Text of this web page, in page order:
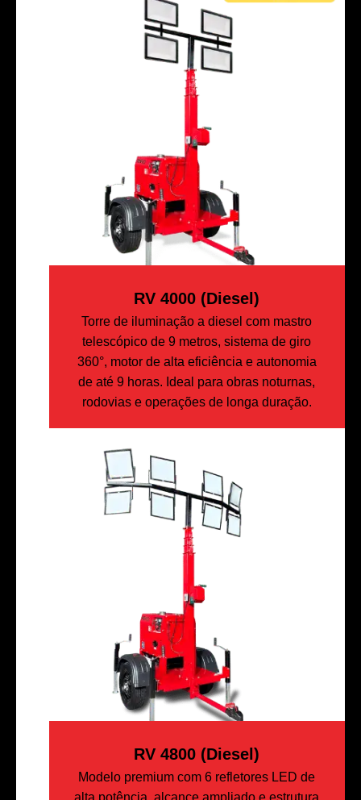
RV 4000 (diesel)
Torre de iluminação a diesel com mastro
telescópico de 9 metros, sistema de giro
360°, motor de alta eficiência e autonomia
de até 9 horas. Ideal para obras noturnas,
rodovias e operações de longa duração.
RV 4800 (Diesel)
Modelo premium com 6 refletores LED de
alta potência, alcance ampliado e estrutura